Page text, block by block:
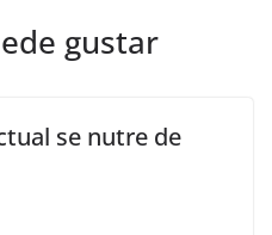
gustar
se nutre de